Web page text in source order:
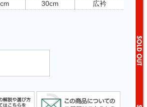
30cm
広衿